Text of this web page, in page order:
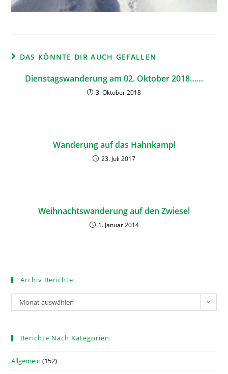
DAS KÖNNTE DIR AUCH GEFALLEN
Dienstagswanderung am 02. Oktober 2018……
3. Oktober 2018
Wanderung auf das Hahnkampl
23. Juli 2017
Weihnachtswanderung auf den Zwiesel
1. Januar 2014
Archiv Berichte
Monat auswählen
Berichte Nach Kategorien
Allgemein (152)